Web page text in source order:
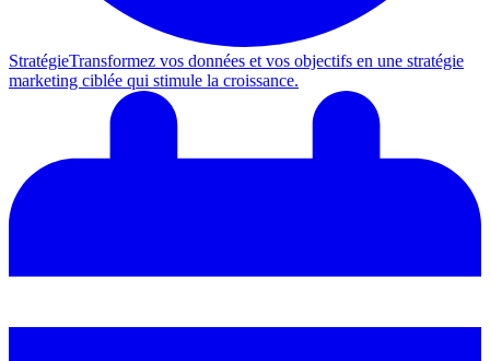
StratégieTransformez vos données et vos objectifs en une stratégie
marketing ciblée qui stimule la croissance.